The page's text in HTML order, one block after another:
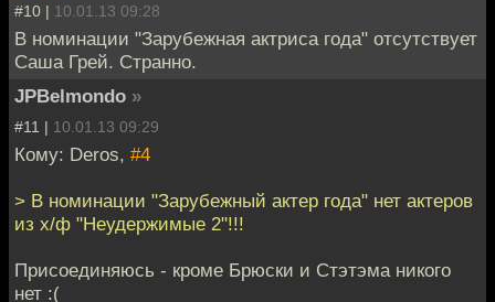
#10 | 10.01.13 09:28
В номинации "Зарубежная актриса года" отсутствует
Саша Грей. Странно.
JPBelmondo »
#11 | 10.01.13 09:29
Кому: Deros, #4
> В номинации "Зарубежный актер года" нет актеров
из х/ф "Неудержимые 2"!!!
Присоединяюсь - кроме Брюски и Стэтэма никого
нет :(